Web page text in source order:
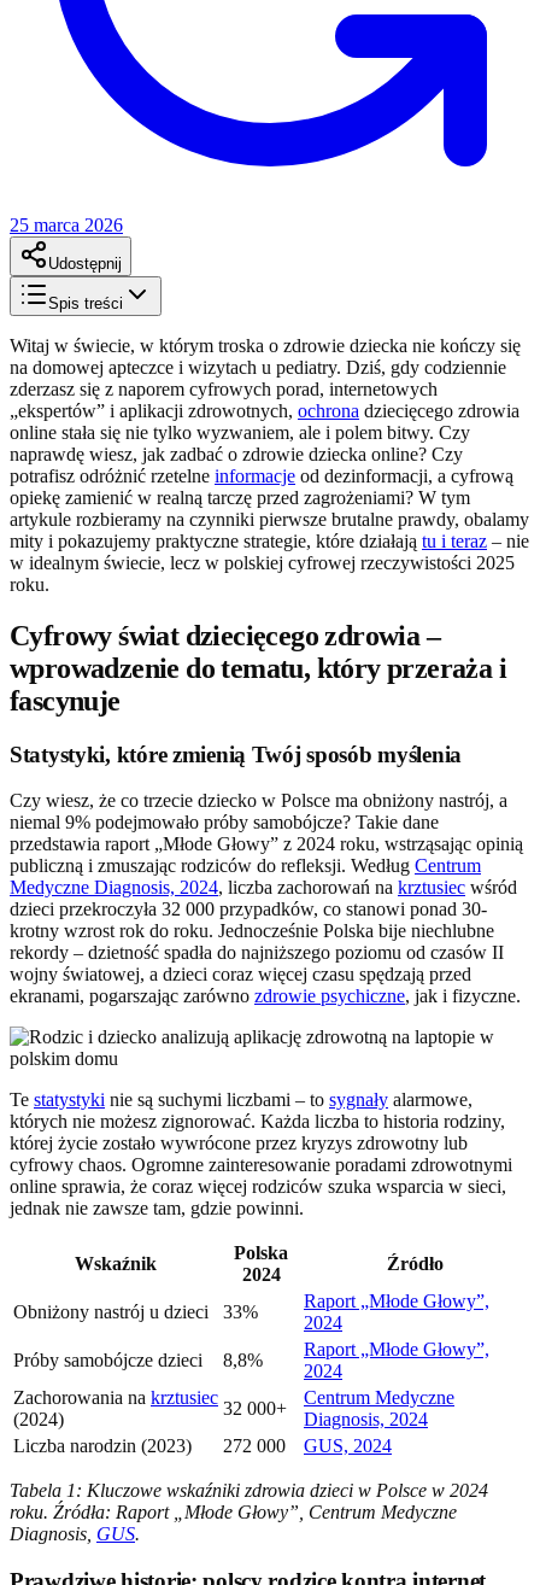
25 marca 2026
Udostępnij
Spis treści
Witaj w świecie, w którym troska o zdrowie dziecka nie kończy się
na domowej apteczce i wizytach u pediatry. Dziś, gdy codziennie
zderzasz się z naporem cyfrowych porad, internetowych
„ekspertów” i aplikacji zdrowotnych, ochrona dziecięcego zdrowia
online stała się nie tylko wyzwaniem, ale i polem bitwy. Czy
naprawdę wiesz, jak zadbać o zdrowie dziecka online? Czy
potrafisz odróżnić rzetelne informacje od dezinformacji, a cyfrową
opiekę zamienić w realną tarczę przed zagrożeniami? W tym
artykule rozbieramy na czynniki pierwsze brutalne prawdy, obalamy
mity i pokazujemy praktyczne strategie, które działają tu i teraz – nie
w idealnym świecie, lecz w polskiej cyfrowej rzeczywistości 2025
roku.
Cyfrowy świat dziecięcego zdrowia –
wprowadzenie do tematu, który przeraża i
fascynuje
Statystyki, które zmienią Twój sposób myślenia
Czy wiesz, że co trzecie dziecko w Polsce ma obniżony nastrój, a
niemal 9% podejmowało próby samobójcze? Takie dane
przedstawia raport „Młode Głowy” z 2024 roku, wstrząsając opinią
publiczną i zmuszając rodziców do refleksji. Według Centrum
Medyczne Diagnosis, 2024, liczba zachorowań na krztusiec wśród
dzieci przekroczyła 32 000 przypadków, co stanowi ponad 30-
krotny wzrost rok do roku. Jednocześnie Polska bije niechlubne
rekordy – dzietność spadła do najniższego poziomu od czasów II
wojny światowej, a dzieci coraz więcej czasu spędzają przed
ekranami, pogarszając zarówno zdrowie psychiczne, jak i fizyczne.
Te statystyki nie są suchymi liczbami – to sygnały alarmowe,
których nie możesz zignorować. Każda liczba to historia rodziny,
której życie zostało wywrócone przez kryzys zdrowotny lub
cyfrowy chaos. Ogromne zainteresowanie poradami zdrowotnymi
online sprawia, że coraz więcej rodziców szuka wsparcia w sieci,
jednak nie zawsze tam, gdzie powinni.
Wskaźnik
Polska
2024
Źródło
Obniżony nastrój u dzieci 33%
Raport „Młode Głowy”,
2024
Próby samobójcze dzieci
8,8%
Raport „Młode Głowy”,
2024
Zachorowania na krztusiec
(2024)
32 000+
Centrum Medyczne
Diagnosis, 2024
Liczba narodzin (2023)
272 000 GUS, 2024
Tabela 1: Kluczowe wskaźniki zdrowia dzieci w Polsce w 2024
roku. Źródła: Raport „Młode Głowy”, Centrum Medyczne
Diagnosis, GUS.